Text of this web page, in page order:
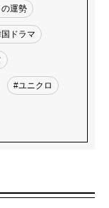
運勢
ドラマ
#ユニクロ